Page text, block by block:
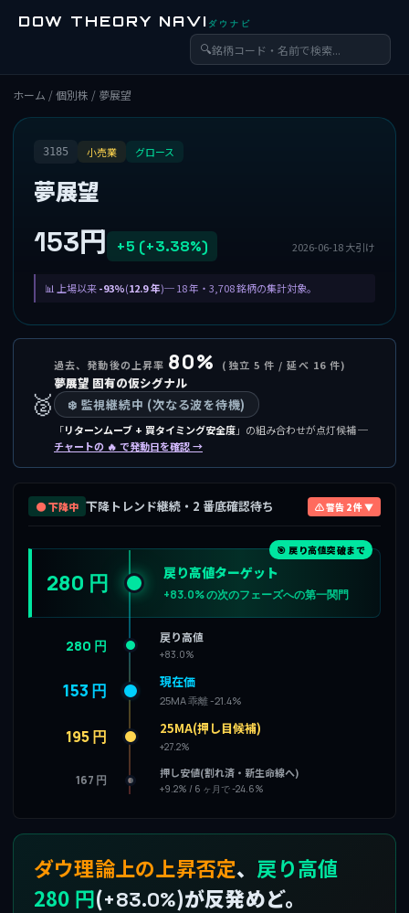
DOW THEORY NAVI ダウナビ
🔍
ホーム /個別株 / 夢展望
3185 小売業 グロース
夢展望
153円 +5 (+3.38%) 2026-06-18 大引け
上場以来-93%(12.9 年)─ 18 年・3,708 銘柄の集計対象。
🥈
過去、発動後の上昇率 80% (独立 5 件 / 延べ 16 件)
夢展望 固有の仮シグナル
❄️ 監視継続中 (次なる波を待機)
「リターンムーブ + 買タイミング安全度」の組み合わせが点灯候補 ─
チャートの 🔥 で発動日を確認 →
🟤 下降中 下降トレンド継続・2 番底確認待ち ⚠ 警告 2 件 ▼
🎯 戻り高値突破まで
280 円 戻り高値ターゲット
+83.0% の次のフェーズへの第一関門
280 円 戻り高値
+83.0%
153 円 現在価
25MA 乖離 -21.4%
195 円 25MA(押し目候補)
+27.2%
167 円 押し安値(割れ済・新生命線へ)
+9.2% / 6 ヶ月で -24.6%
ダウ理論上の上昇否定、 戻り高値
280 円(+83.0%)が反発めど。